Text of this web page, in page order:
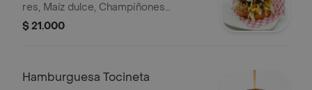
res, Maíz dulce, Champiñones
salteados, Cebolla caramelizada,
$ 21.000
Hamburguesa Tocineta